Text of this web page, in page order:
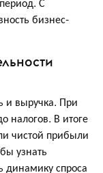
бизнес-
и выручка. При
налогов. В итоге
чистой прибыли
узнать
динамику спроса